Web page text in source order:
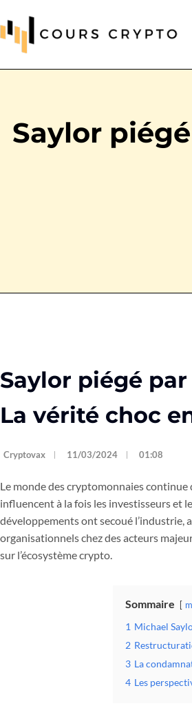
Saylor
Saylor piégé
La vérité choc
Cryptovax 11/03/2024 01:08
Le monde des cryptomonnaies
influencent à la fois les investisseurs et
développements ont secoué l’industrie,
organisationnels chez des acteurs
sur l’écosystème crypto.
Sommaire
1 Michael
2
3 La
4 Les